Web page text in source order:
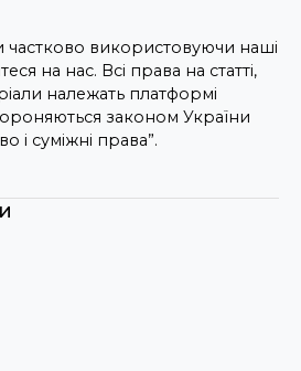
використовуючи наші
на нас. Всі права на статті,
належать платформі
законом України
і суміжні права”.